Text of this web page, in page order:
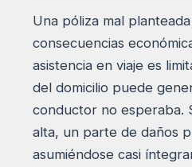
Una póliza mal
consecuencias
asistencia en viaje es
del domicilio puede
conductor no esperaba.
alta, un parte de daños
asumiéndose casi